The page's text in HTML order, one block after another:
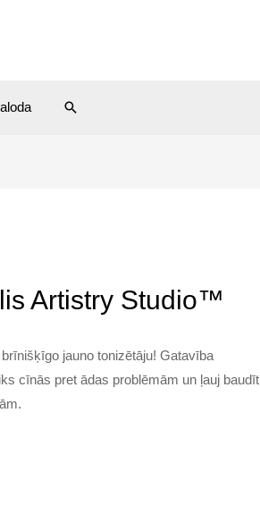
Search
Artistry Studio™
jauno tonizētāju! Gatavība
cīnās pret ādas problēmām un ļauj baudīt